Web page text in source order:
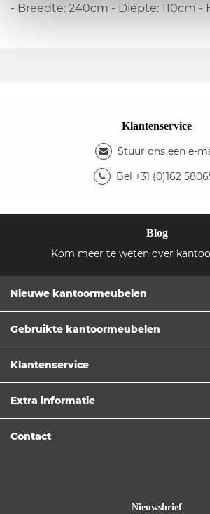
- Breedte: 240cm - Diepte: 110cm -
Klantenservice
Stuur ons een e-
Bel +31 (0)162
Blog
Kom meer te weten over
Nieuwe kantoormeubelen
Gebruikte kantoormeubelen
Klantenservice
Extra informatie
Contact
Nieuwsbrief